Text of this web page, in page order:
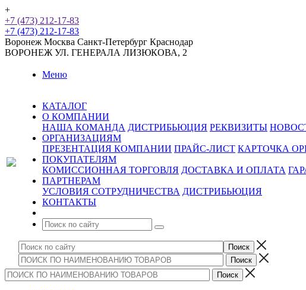
+
+7 (473) 212-17-83
+7 (473) 212-17-83
Воронеж Москва Санкт-Петербург Краснодар
ВОРОНЕЖ УЛ. ГЕНЕРАЛА ЛИЗЮКОВА, 2
Меню
КАТАЛОГ
О КОМПАНИИ
НАША КОМАНДА ДИСТРИБЬЮЦИЯ РЕКВИЗИТЫ
ОРГАНИЗАЦИЯМ
ПРЕЗЕНТАЦИЯ КОМПАНИИ ПРАЙС-ЛИСТ КАРТОЧКА
ПОКУПАТЕЛЯМ
КОМИССИОННАЯ ТОРГОВЛЯ ДОСТАВКА И ОПЛАТА
ПАРТНЕРАМ
УСЛОВИЯ СОТРУДНИЧЕСТВА ДИСТРИБЬЮЦИЯ
КОНТАКТЫ